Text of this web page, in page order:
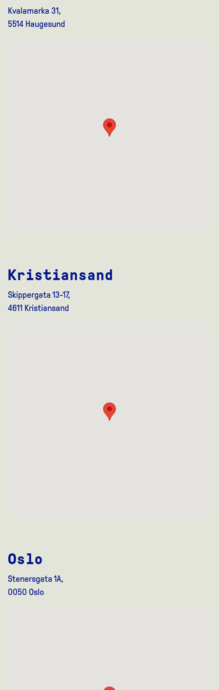
Kvalamarka 31,
5514 Haugesund
Kristiansand
Skippergata 13-17,
4611 Kristiansand
Oslo
Stenersgata 1A,
0050 Oslo